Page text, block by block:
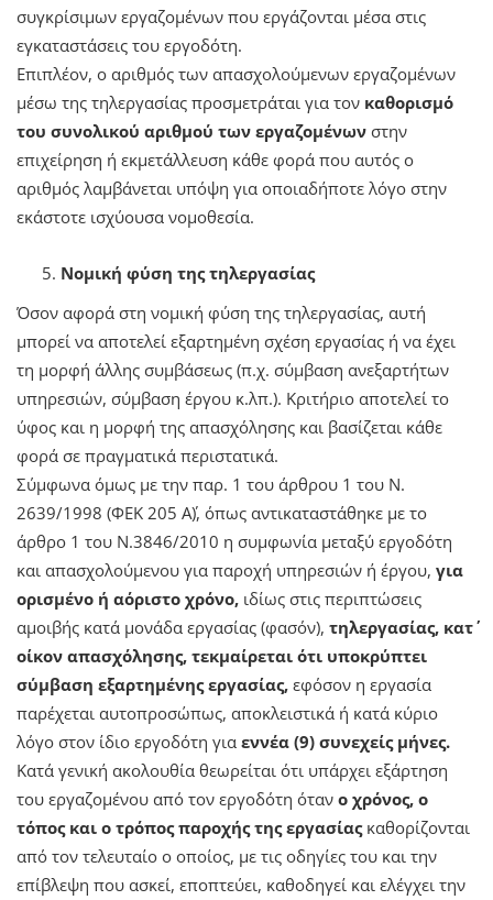
συγκρίσιμων εργαζομένων που εργάζονται μέσα στις
εγκαταστάσεις του εργοδότη.
Επιπλέον, ο αριθμός των απασχολούμενων εργαζομένων
μέσω της τηλεργασίας προσμετράται για τον καθορισμό
του συνολικού αριθμού των εργαζομένων στην
επιχείρηση ή εκμετάλλευση κάθε φορά που αυτός ο
αριθμός λαμβάνεται υπόψη για οποιαδήποτε λόγο στην
εκάστοτε ισχύουσα νομοθεσία.
Νομική φύση της τηλεργασίας
Όσον αφορά στη νομική φύση της τηλεργασίας, αυτή
μπορεί να αποτελεί εξαρτημένη σχέση εργασίας ή να έχει
τη μορφή άλλης συμβάσεως (π.χ. σύμβαση ανεξαρτήτων
υπηρεσιών, σύμβαση έργου κ.λπ.). Κριτήριο αποτελεί το
ύφος και η μορφή της απασχόλησης και βασίζεται κάθε
φορά σε πραγματικά περιστατικά.
Σύμφωνα όμως με την παρ. 1 του άρθρου 1 του Ν.
2639/1998 (ΦΕΚ 205 Α΄), όπως αντικαταστάθηκε με το
άρθρο 1 του Ν.3846/2010 η συμφωνία μεταξύ εργοδότη
και απασχολούμενου για παροχή υπηρεσιών ή έργου, για
ορισμένο ή αόριστο χρόνο, ιδίως στις περιπτώσεις
αμοιβής κατά μονάδα εργασίας (φασόν), τηλεργασίας, κατ΄
οίκον απασχόλησης, τεκμαίρεται ότι υποκρύπτει
σύμβαση εξαρτημένης εργασίας, εφόσον η εργασία
παρέχεται αυτοπροσώπως, αποκλειστικά ή κατά κύριο
λόγο στον ίδιο εργοδότη για εννέα (9) συνεχείς μήνες.
Κατά γενική ακολουθία θεωρείται ότι υπάρχει εξάρτηση
του εργαζομένου από τον εργοδότη όταν ο χρόνος, ο
τόπος και ο τρόπος παροχής της εργασίαςκαθορίζονται
από τον τελευταίο ο οποίος, με τις οδηγίες του και την
επίβλεψη που ασκεί, εποπτεύει, καθοδηγεί και ελέγχει την